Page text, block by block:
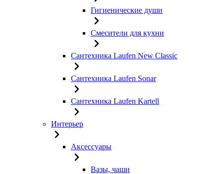
Гигиенические души
Смесители для кухни
Сантехника Laufen New Classic
Сантехника Laufen Sonar
Сантехника Laufen Kartell
Интерьер
Аксессуары
Вазы, чаши